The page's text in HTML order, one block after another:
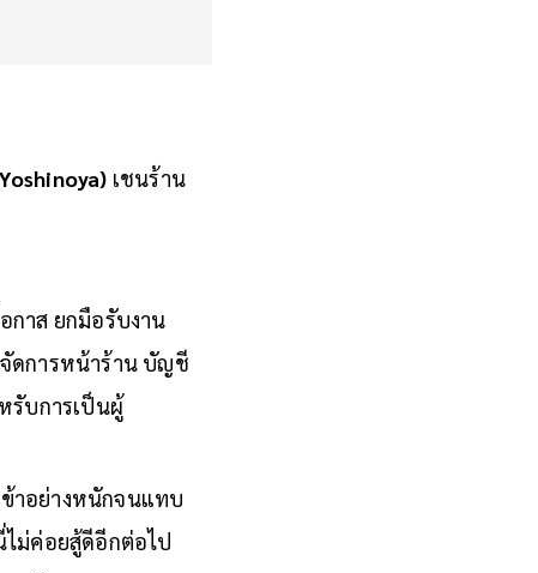
เชนร้าน
กาส ยกมือรับงาน
ดการหน้าร้าน บัญชี
รับการเป็นผู้
ข้าอย่างหนักจนแทบ
ม่ค่อยสู้ดีอีกต่อไป